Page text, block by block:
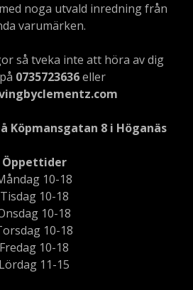
noga utvald inredning från
varumärken.
så tveka inte att höra av dig
0735723636eller
Köpmansgatan 8 i Höganäs
Öppettider
10-18
Tisdag 10-18
10-18
10-18
Fredag 10-18
Lördag 11-15